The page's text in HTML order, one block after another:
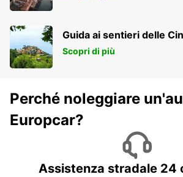
Guida ai sentieri delle
Scopri di più
Perché noleggiare
Europcar?
Assistenza stradale 24